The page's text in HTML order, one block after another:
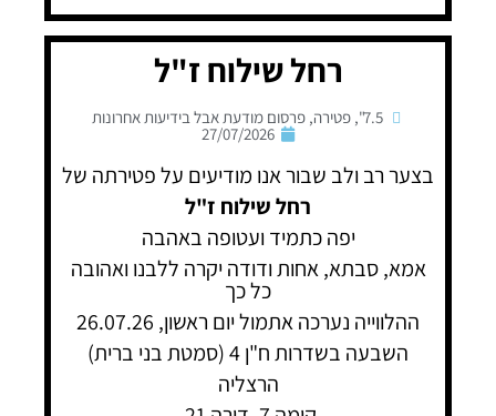
רחל שילוח ז"ל
7.5"
, פטירה, פרסום מודעת אבל בידיעות אחרונות
27/07/2026
בצער רב ולב שבור אנו מודיעים על פטירתה של
רחל שילוח ז"ל
יפה כתמיד ועטופה באהבה
אמא, סבתא, אחות ודודה יקרה ללבנו ואהובה
כל כך
ההלווייה נערכה אתמול יום ראשון, 26.07.26
השבעה בשדרות ח"ן 4 (סמטת בני ברית)
הרצליה